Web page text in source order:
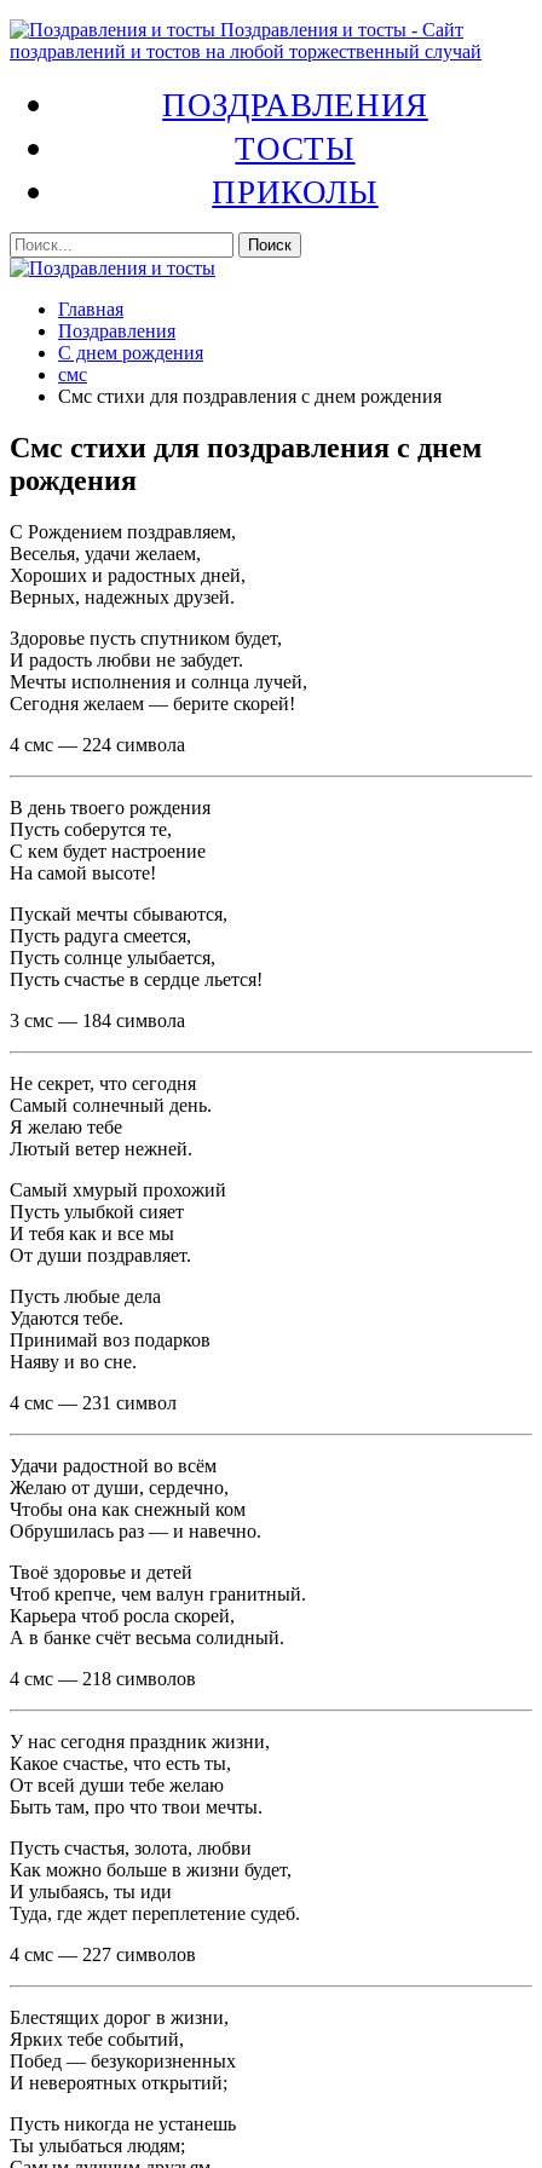
Поздравления и тосты - Сайт
поздравлений и тостов на любой торжественный случай
ПОЗДРАВЛЕНИЯ
ТОСТЫ
ПРИКОЛЫ
Главная
Поздравления
С днем рождения
смс
Смс стихи для поздравления с днем рождения
Смс стихи для поздравления с днем
рождения
С Рождением поздравляем,
Веселья, удачи желаем,
Хороших и радостных дней,
Верных, надежных друзей.
Здоровье пусть спутником будет,
И радость любви не забудет.
Мечты исполнения и солнца лучей,
Сегодня желаем — берите скорей!
4 смс — 224 символа
В день твоего рождения
Пусть соберутся те,
С кем будет настроение
На самой высоте!
Пускай мечты сбываются,
Пусть радуга смеется,
Пусть солнце улыбается,
Пусть счастье в сердце льется!
3 смс — 184 символа
Не секрет, что сегодня
Самый солнечный день.
Я желаю тебе
Лютый ветер нежней.
Самый хмурый прохожий
Пусть улыбкой сияет
И тебя как и все мы
От души поздравляет.
Пусть любые дела
Удаются тебе.
Принимай воз подарков
Наяву и во сне.
4 смс — 231 символ
Удачи радостной во всём
Желаю от души, сердечно,
Чтобы она как снежный ком
Обрушилась раз — и навечно.
Твоё здоровье и детей
Чтоб крепче, чем валун гранитный.
Карьера чтоб росла скорей,
А в банке счёт весьма солидный.
4 смс — 218 символов
У нас сегодня праздник жизни,
Какое счастье, что есть ты,
От всей души тебе желаю
Быть там, про что твои мечты.
Пусть счастья, золота, любви
Как можно больше в жизни будет,
И улыбаясь, ты иди
Туда, где ждет переплетение судеб.
4 смс — 227 символов
Блестящих дорог в жизни,
Ярких тебе событий,
Побед — безукоризненных
И невероятных открытий;
Пусть никогда не устанешь
Ты улыбаться людям;